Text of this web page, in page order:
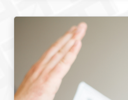
Sistem Pengendalian
Mengintegrasikan
dengan mekanisme
mendeteksi dan
ketidaksesuaian.